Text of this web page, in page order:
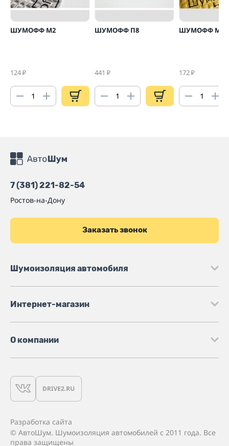
ШУМОФФ М2
124 ₽
ШУМОФФ П8
441 ₽
ШУМОФФ М4
172 ₽
7 (381) 221-82-54
Ростов-на-Дону
Заказать звонок
Шумоизоляция автомобиля
Интернет-магазин
О компании
Разработка сайта
© АвтоШум. Шумоизоляция автомобилей с 2011 года. Все
права защищены